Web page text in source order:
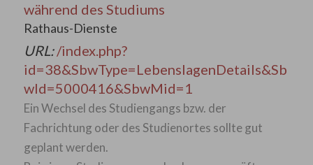
während des Studiums
Rathaus-Dienste
URL:/index.php?
id=38&SbwType=LebenslagenDetails&Sb
wId=5000416&SbwMid=1
Ein Wechsel des Studiengangs bzw. der
Fachrichtung oder des Studienortes sollte gut
geplant werden.